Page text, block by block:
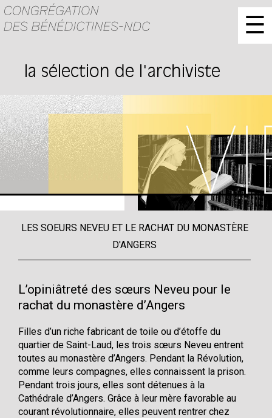
☰
la sélection de l'archiviste
LES SOEURS NEVEU ET LE RACHAT DU MONASTÈRE
D'ANGERS
L’opiniâtreté des sœurs Neveu pour le
rachat du monastère d’Angers
Filles d’un riche fabricant de toile ou d’étoffe du
quartier de Saint-Laud, les trois sœurs Neveu entrent
toutes au monastère d’Angers. Pendant la Révolution,
comme leurs compagnes, elles connaissent la prison.
Pendant trois jours, elles sont détenues à la
Cathédrale d’Angers. Grâce à leur mère favorable au
courant révolutionnaire, elles peuvent rentrer chez